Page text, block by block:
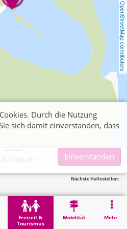
OpenStreetMap contributors
Freizeit &
Tourismus
Mobilität Mehr
Nächste Haltestellen:
Schleiden, Urfsee Staumauer
Durch die Nutzung
sich damit einverstanden, dass
Einverstanden